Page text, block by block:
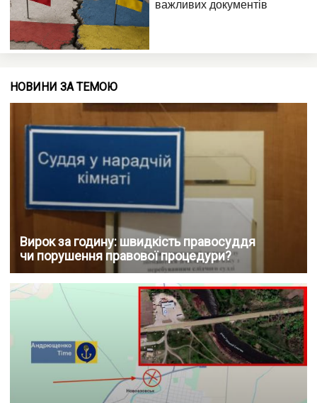
НОВИНИ ЗА ТЕМОЮ
Вирок за годину: швидкість правосуддя
чи порушення правової процедури?